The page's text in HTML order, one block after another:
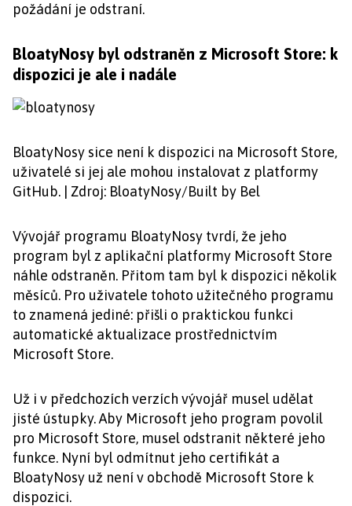
požádání je odstraní.
BloatyNosy byl odstraněn z Microsoft Store: k
dispozici je ale i nadále
BloatyNosy sice není k dispozici na Microsoft Store,
uživatelé si jej ale mohou instalovat z platformy
GitHub. | Zdroj: BloatyNosy/Built by Bel
Vývojář programu BloatyNosy tvrdí, že jeho
program byl z aplikační platformy Microsoft Store
náhle odstraněn. Přitom tam byl k dispozici několik
měsíců. Pro uživatele tohoto užitečného programu
to znamená jediné: přišli o praktickou funkci
automatické aktualizace prostřednictvím
Microsoft Store.
Už i v předchozích verzích vývojář musel udělat
jisté ústupky. Aby Microsoft jeho program povolil
pro Microsoft Store, musel odstranit některé jeho
funkce. Nyní byl odmítnut jeho certifikát a
BloatyNosy už není v obchodě Microsoft Store k
dispozici.